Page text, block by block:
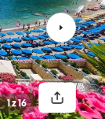
1 z 16